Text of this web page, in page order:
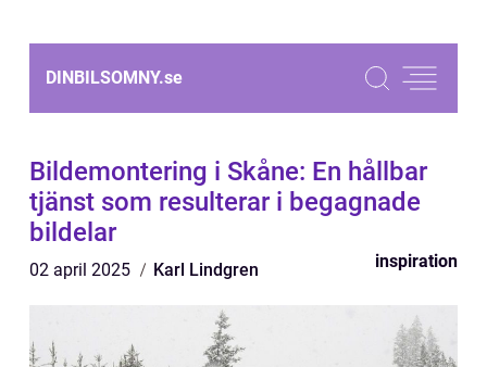
DINBILSOMNY.se
Bildemontering i Skåne: En hållbar
tjänst som resulterar i begagnade
bildelar
02 april 2025 Karl Lindgren inspiration